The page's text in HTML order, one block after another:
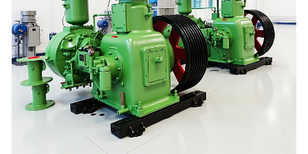
技术支持
联系我们